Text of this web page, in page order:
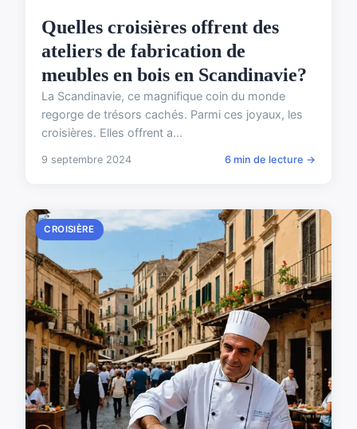
Quelles croisières offrent des
ateliers de fabrication de
meubles en bois en Scandinavie?
La Scandinavie, ce magnifique coin du monde
regorge de trésors cachés. Parmi ces joyaux, les
croisières. Elles offrent a...
9 septembre 2024 6 min de lecture →
CROISIÈRE